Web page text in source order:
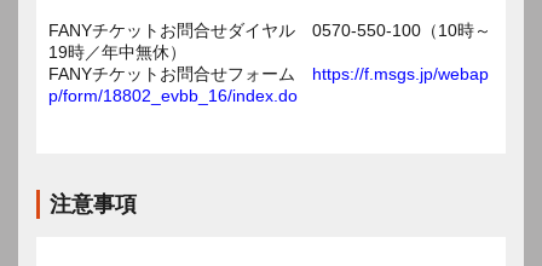
FANYチケットお問合せダイヤル 0570-550-100（10時～
19時／年中無休）
FANYチケットお問合せフォーム https://f.msgs.jp/webap
p/form/18802_evbb_16/index.do
注意事項